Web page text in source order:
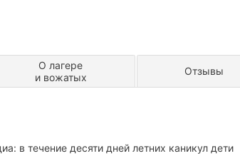
О лагере
и вожатых
Отзывы
в течение десяти дней летних каникул дети